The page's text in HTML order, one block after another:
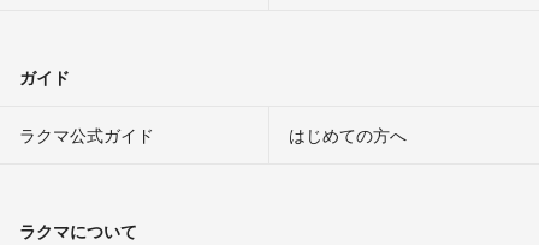
ガイド
ラクマ公式ガイド はじめての方へ
ラクマについて